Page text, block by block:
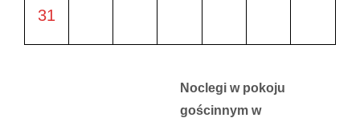
31
Noclegi w pokoju
gościnnym w